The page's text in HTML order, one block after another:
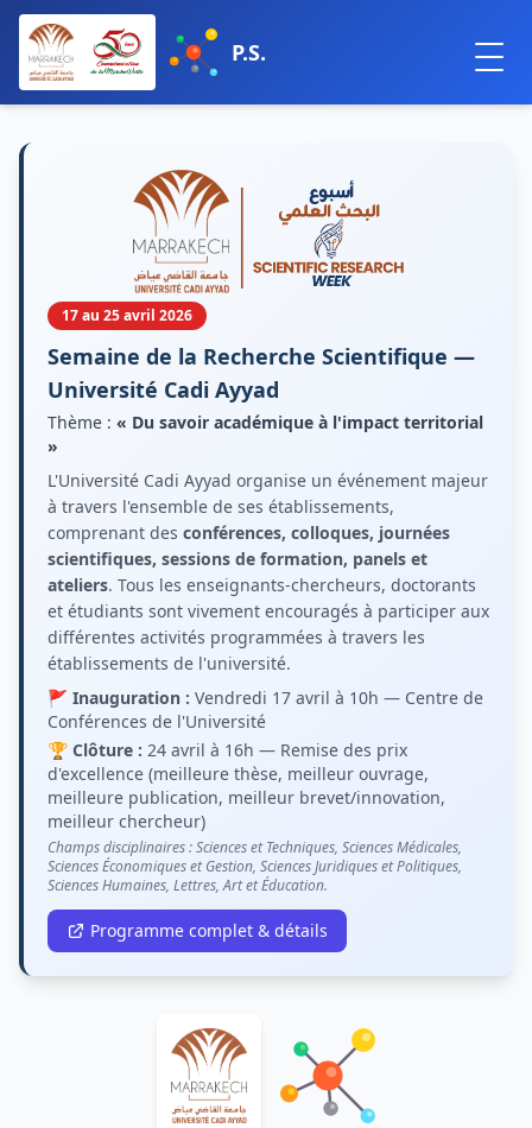
P.S.
17 au 25 avril 2026
Semaine de la Recherche Scientifique —
Université Cadi Ayyad
Thème : « Du savoir académique à l'impact territorial
»
L'Université Cadi Ayyad organise un événement majeur
à travers l'ensemble de ses établissements,
comprenant des conférences, colloques, journées
scientifiques, sessions de formation, panels et
ateliers. Tous les enseignants-chercheurs, doctorants
et étudiants sont vivement encouragés à participer aux
différentes activités programmées à travers les
établissements de l'université.
🚩 Inauguration : Vendredi 17 avril à 10h — Centre de
Conférences de l'Université
🏆 Clôture : 24 avril à 16h — Remise des prix
d'excellence (meilleure thèse, meilleur ouvrage,
meilleure publication, meilleur brevet/innovation,
meilleur chercheur)
Champs disciplinaires : Sciences et Techniques, Sciences Médicales,
Sciences Économiques et Gestion, Sciences Juridiques et Politiques,
Sciences Humaines, Lettres, Art et Éducation.
Programme complet & détails